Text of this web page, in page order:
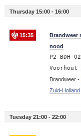
Thursday 15:00 - 16:00
15:35
Brandweer
nood
P2 BDH-
Voorhout
Brandweer -
Zuid-Holland
Tuesday 21:00 - 22:00